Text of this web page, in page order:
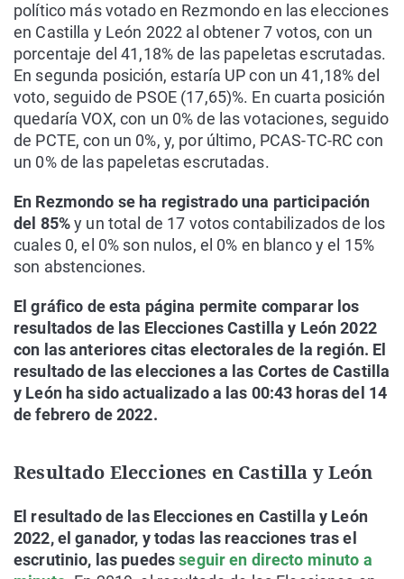
político más votado en Rezmondo en las elecciones
en Castilla y León 2022 al obtener 7 votos, con un
porcentaje del 41,18% de las papeletas escrutadas.
En segunda posición, estaría UP con un 41,18% del
voto, seguido de PSOE (17,65)%. En cuarta posición
quedaría VOX, con un 0% de las votaciones, seguido
de PCTE, con un 0%, y, por último, PCAS-TC-RC con
un 0% de las papeletas escrutadas.
En Rezmondo se ha registrado una participación
del 85%y un total de 17 votos contabilizados de los
cuales 0, el 0% son nulos, el 0% en blanco y el 15%
son abstenciones.
El gráfico de esta página permite comparar los
resultados de las Elecciones Castilla y León 2022
con las anteriores citas electorales de la región. El
resultado de las elecciones a las Cortes de Castilla
y León ha sido actualizado a las 00:43 horas del 14
de febrero de 2022.
Resultado Elecciones en Castilla y León
El resultado de las Elecciones en Castilla y León
2022, el ganador, y todas las reacciones tras el
escrutinio, las puedesseguir en directo minuto a